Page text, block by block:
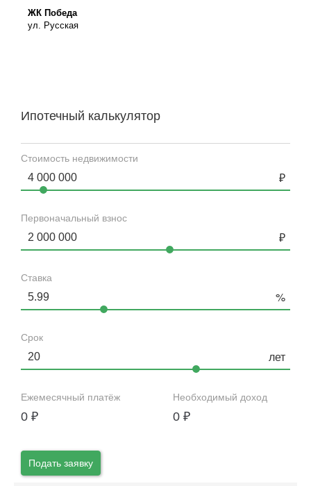
ЖК Победа
ул. Русская
Ипотечный калькулятор
Стоимость недвижимости
Первоначальный взнос
Ставка
Срок
Ежемесячный платёж
0 ₽
Необходимый доход
0 ₽
Подать заявку